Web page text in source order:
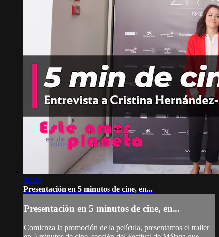
02:05
Presentación en 5 minutos de cine, en...
Presentación en 5 minutos de cine, en...
Comienza la promoción de la película, presentamos el trailer